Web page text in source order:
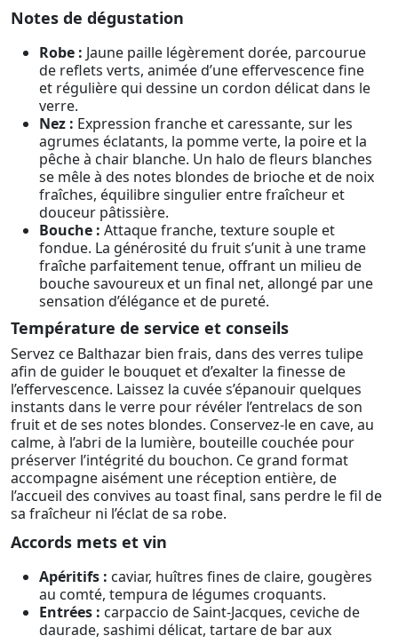
Notes de dégustation
Robe : Jaune paille légèrement dorée, parcourue
de reflets verts, animée d’une effervescence fine
et régulière qui dessine un cordon délicat dans le
verre.
Nez : Expression franche et caressante, sur les
agrumes éclatants, la pomme verte, la poire et la
pêche à chair blanche. Un halo de fleurs blanches
se mêle à des notes blondes de brioche et de noix
fraîches, équilibre singulier entre fraîcheur et
douceur pâtissière.
Bouche : Attaque franche, texture souple et
fondue. La générosité du fruit s’unit à une trame
fraîche parfaitement tenue, offrant un milieu de
bouche savoureux et un final net, allongé par une
sensation d’élégance et de pureté.
Température de service et conseils
Servez ce Balthazar bien frais, dans des verres tulipe
afin de guider le bouquet et d’exalter la finesse de
l’effervescence. Laissez la cuvée s’épanouir quelques
instants dans le verre pour révéler l’entrelacs de son
fruit et de ses notes blondes. Conservez-le en cave, au
calme, à l’abri de la lumière, bouteille couchée pour
préserver l’intégrité du bouchon. Ce grand format
accompagne aisément une réception entière, de
l’accueil des convives au toast final, sans perdre le fil de
sa fraîcheur ni l’éclat de sa robe.
Accords mets et vin
Apéritifs : caviar, huîtres fines de claire, gougères
au comté, tempura de légumes croquants.
Entrées : carpaccio de Saint-Jacques, ceviche de
daurade, sashimi délicat, tartare de bar aux